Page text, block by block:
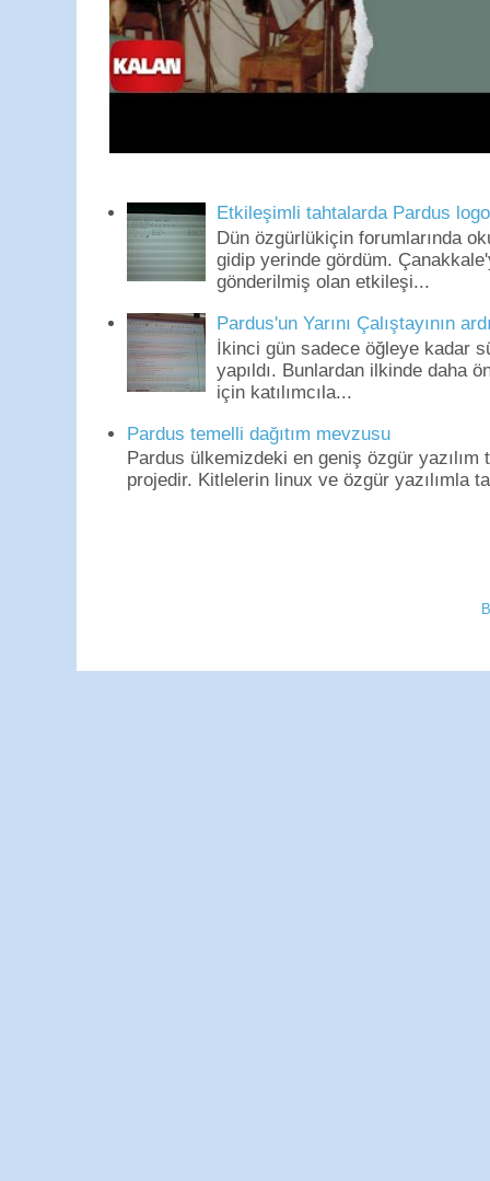
Etkileşimli tahtalarda Pardus
Dün özgürlükiçin forumlarında
gidip yerinde gördüm.
gönderilmiş olan etkileşi...
Pardus'un Yarını Çalıştayının
İkinci gün sadece öğleye kadar
yapıldı. Bunlardan ilkinde daha
için katılımcıla...
Pardus temelli dağıtım mevzusu
Pardus ülkemizdeki en geniş özgür
projedir. Kitlelerin linux ve özgür yazılımla